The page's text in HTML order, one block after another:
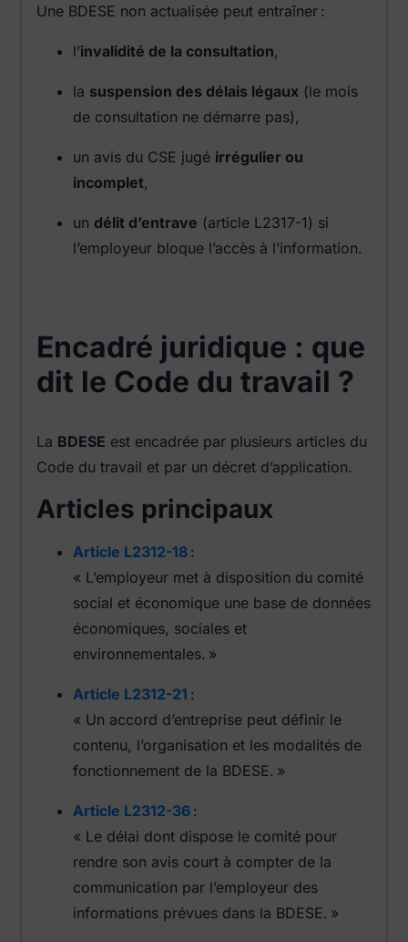
Une BDESE non actualisée peut entraîner :
l’invalidité de la consultation,
la suspension des délais légaux(le mois
de consultation ne démarre pas),
un avis du CSE jugé irrégulier ou
incomplet,
un délit d’entrave (article L2317-1) si
l’employeur bloque l’accès à l’information.
Encadré juridique : que
dit le Code du travail ?
La BDESE est encadrée par plusieurs articles du
Code du travail et par un décret d’application.
Articles principaux
Article L2312-18:
« L’employeur met à disposition du comité
social et économique une base de données
économiques, sociales et
environnementales. »
Article L2312-21 :
« Un accord d’entreprise peut définir le
contenu, l’organisation et les modalités de
fonctionnement de la BDESE. »
Article L2312-36:
« Le délai dont dispose le comité pour
rendre son avis court à compter de la
communication par l’employeur des
informations prévues dans la BDESE. »